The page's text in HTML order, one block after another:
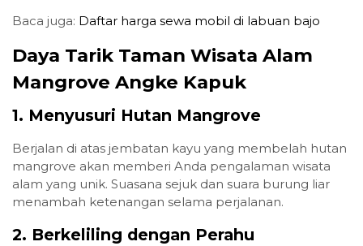
Baca juga: Daftar harga sewa mobil di labuan bajo
Daya Tarik Taman Wisata Alam
Mangrove Angke Kapuk
1. Menyusuri Hutan Mangrove
Berjalan di atas jembatan kayu yang membelah hutan
mangrove akan memberi Anda pengalaman wisata
alam yang unik. Suasana sejuk dan suara burung liar
menambah ketenangan selama perjalanan.
2. Berkeliling dengan Perahu